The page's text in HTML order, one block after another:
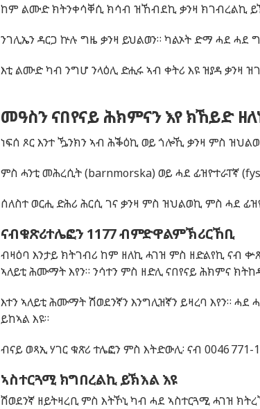
ከም ልሙድ ክትንቀሳቐሲ ክሳብ ዝኸብደኪ ቃንዛ ክገብረልኪ
ንገሊኤን ዳርጋ ኵሉ ግዜ ቃንዛ ይህልወን። ካልኦት ድማ ሓደ ሓደ
እቲ ልሙድ ካብ ንግሆ ንላዕሊ ድሒሩ ኣብ ቀትሪ እዩ ዝያዳ ቃንዛ
መዓስን ናበየናይ ሕክምናን እየ ክኸይድ
ነፍሰ ጾር እንተ ዄንክን ኣብ ሕቕዕኪ ወይ ጎሎኺ ቃንዛ ምስ
ምስ ሓንቲ መሕረሲት (barnmorska)ወይ ሓደ ፊዝዮተራፐኛ (
ሰለስተ ወርሒ ድሕሪ ሕርሲ ገና ቃንዛ ምስ ዝህልወኪ ምስ ሓደ
ናብቁጽሪተሌፎን 1177ብምድዋልምኽሪርኸቢ
ብዛዕባ እንታይ ክትገብሪ ከም ዘለኪ ሓገዝ ምስ ዘድልየኪ ናብ
ኣለይቲሕሙማት እየን።ንሳተን ምስ ዘድሊ ናበየናይ ሕክምና
እተን ኣለይቲ ሕሙማት ሽወደንኛን እንግሊዝኛን ይዛረባ እየን።
ይከኣል እዩ።
ብናይ ወጻኢ ሃገር ቁጽሪ ተሌፎን ምስ እትድውሊ፡ ናብ 0046 771-
ኣስተርጓሚ ክግበረልኪ ይኽእል እዩ
ሽወደንኛ ዘይትዛረቢ ምስ እትኾኒ ካብ ሓደ ኣስተርጓሚ ሓገዝ